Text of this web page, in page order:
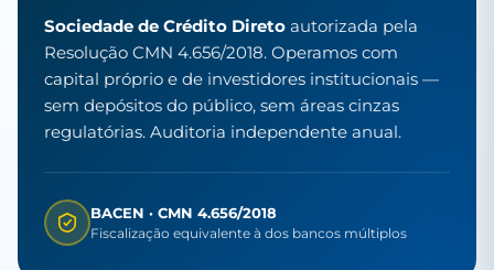
Sociedade de Crédito Direto autorizada pela
Resolução CMN 4.656/2018. Operamos com
capital próprio e de investidores institucionais —
sem depósitos do público, sem áreas cinzas
regulatórias. Auditoria independente anual.
BACEN · CMN 4.656/2018
Fiscalização equivalente à dos bancos múltiplos